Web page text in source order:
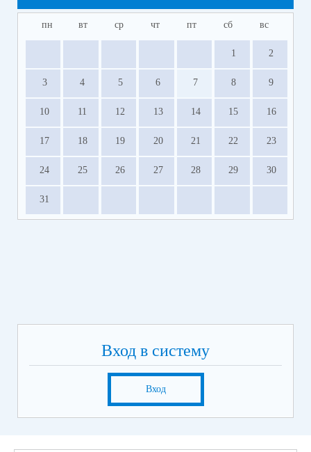
пн вт ср чт пт сб вс
1 2
3 4 5 6 7 8 9
10 11 12 13 14 15 16
17 18 19 20 21 22 23
24 25 26 27 28 29 30
31
Вход в систему
Вход